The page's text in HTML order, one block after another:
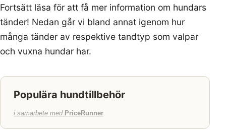
Fortsätt läsa för att få mer information om hundars
tänder! Nedan går vi bland annat igenom hur
många tänder av respektive tandtyp som valpar
och vuxna hundar har.
Populära hundtillbehör
i samarbete med PriceRunner